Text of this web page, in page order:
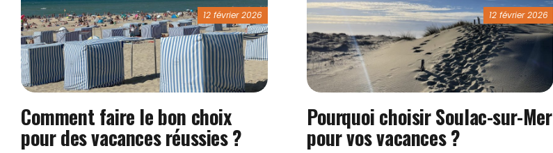
12 février 2026
Comment faire le bon choix
pour des vacances réussies ?
12 février 2026
Pourquoi choisir Soulac-sur-Mer
pour vos vacances ?